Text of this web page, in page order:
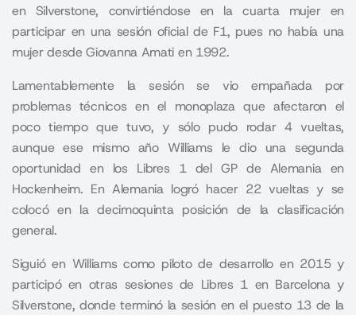
en Silverstone, convirtiéndose en la cuarta mujer en
participar en una sesión oficial de F1, pues no había una
mujer desde Giovanna Amati en 1992.
Lamentablemente la sesión se vio empañada por
problemas técnicos en el monoplaza que afectaron el
poco tiempo que tuvo, y sólo pudo rodar 4 vueltas,
aunque ese mismo año Williams le dio una segunda
oportunidad en los Libres 1 del GP de Alemania en
Hockenheim. En Alemania logró hacer 22 vueltas y se
colocó en la decimoquinta posición de la clasificación
general.
Siguió en Williams como piloto de desarrollo en 2015 y
participó en otras sesiones de Libres 1 en Barcelona y
Silverstone, donde terminó la sesión en el puesto 13 de la